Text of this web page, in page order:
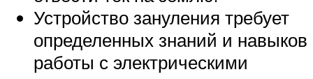
Устройство зануления требует
определенных знаний и навыков
работы с электрическими